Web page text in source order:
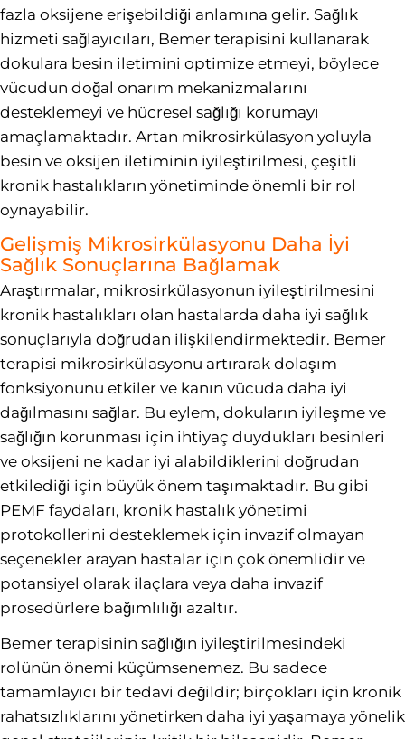
fazla oksijene erişebildiği anlamına gelir. Sağlık
hizmeti sağlayıcıları, Bemer terapisini kullanarak
dokulara besin iletimini optimize etmeyi, böylece
vücudun doğal onarım mekanizmalarını
desteklemeyi ve hücresel sağlığı korumayı
amaçlamaktadır. Artan mikrosirkülasyon yoluyla
besin ve oksijen iletiminin iyileştirilmesi, çeşitli
kronik hastalıkların yönetiminde önemli bir rol
oynayabilir.
Gelişmiş Mikrosirkülasyonu Daha İyi
Sağlık Sonuçlarına Bağlamak
Araştırmalar, mikrosirkülasyonun iyileştirilmesini
kronik hastalıkları olan hastalarda daha iyi sağlık
sonuçlarıyla doğrudan ilişkilendirmektedir. Bemer
terapisi mikrosirkülasyonu artırarak dolaşım
fonksiyonunu etkiler ve kanın vücuda daha iyi
dağılmasını sağlar. Bu eylem, dokuların iyileşme ve
sağlığın korunması için ihtiyaç duydukları besinleri
ve oksijeni ne kadar iyi alabildiklerini doğrudan
etkilediği için büyük önem taşımaktadır. Bu gibi
PEMF faydaları, kronik hastalık yönetimi
protokollerini desteklemek için invazif olmayan
seçenekler arayan hastalar için çok önemlidir ve
potansiyel olarak ilaçlara veya daha invazif
prosedürlere bağımlılığı azaltır.
Bemer terapisinin sağlığın iyileştirilmesindeki
rolünün önemi küçümsenemez. Bu sadece
tamamlayıcı bir tedavi değildir; birçokları için kronik
rahatsızlıklarını yönetirken daha iyi yaşamaya yönelik